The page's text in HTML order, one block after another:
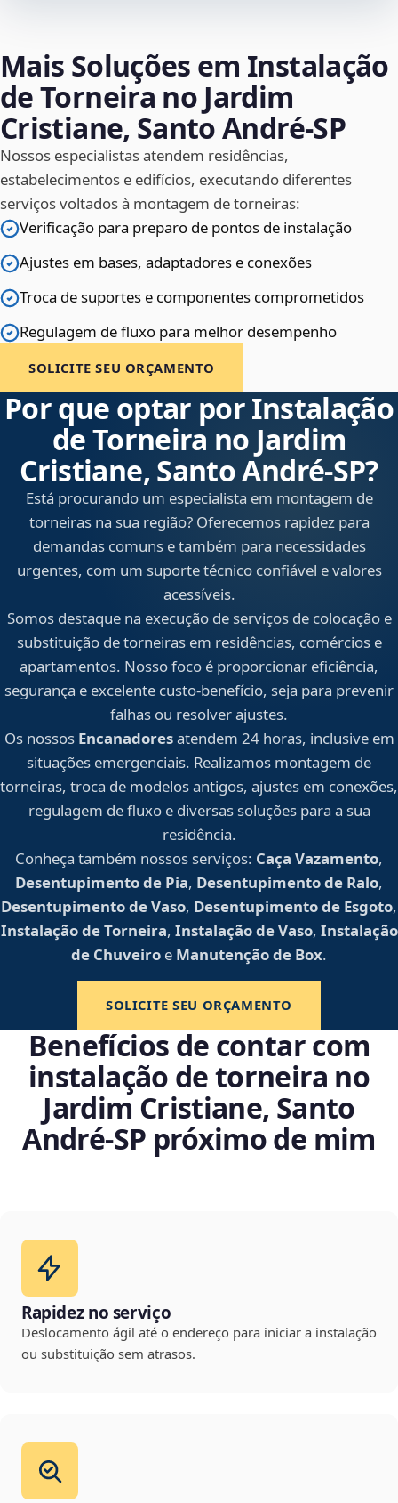
Mais Soluções em Instalação
de Torneira no Jardim
Cristiane, Santo André‑SP
Nossos especialistas atendem residências,
estabelecimentos e edifícios, executando diferentes
serviços voltados à montagem de torneiras:
Verificação para preparo de pontos de instalação
Ajustes em bases, adaptadores e conexões
Troca de suportes e componentes comprometidos
Regulagem de fluxo para melhor desempenho
SOLICITE SEU ORÇAMENTO
Por que optar por Instalação
de Torneira no Jardim
Cristiane, Santo André‑SP?
Está procurando um especialista em montagem de
torneiras na sua região? Oferecemos rapidez para
demandas comuns e também para necessidades
urgentes, com um suporte técnico confiável e valores
acessíveis.
Somos destaque na execução de serviços de colocação e
substituição de torneiras em residências, comércios e
apartamentos. Nosso foco é proporcionar eficiência,
segurança e excelente custo-benefício, seja para prevenir
falhas ou resolver ajustes.
Os nossos Encanadoresatendem 24 horas, inclusive em
situações emergenciais. Realizamos montagem de
torneiras, troca de modelos antigos, ajustes em conexões,
regulagem de fluxo e diversas soluções para a sua
residência.
Conheça também nossos serviços: Caça Vazamento,
Desentupimento de Pia, Desentupimento de Ralo,
Desentupimento de Vaso, Desentupimento de Esgoto,
Instalação de Torneira, Instalação de Vaso, Instalação
de Chuveiro e Manutenção de Box.
SOLICITE SEU ORÇAMENTO
Benefícios de contar com
instalação de torneira no
Jardim Cristiane, Santo
André‑SP próximo de mim
Rapidez no serviço
Deslocamento ágil até o endereço para iniciar a instalação
ou substituição sem atrasos.